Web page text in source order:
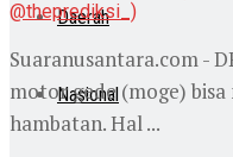
Daerah
Nasional
Suaranusantara.com -
motor gede (moge)
hambatan. Hal ...